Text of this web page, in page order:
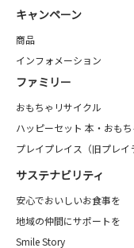
キャンペーン
商品
インフォメーション
ファミリー
おもちゃリサイクル
ハッピーセット 本・おも
プレイプレイス（旧プレイ
サステナビリティ
安心でおいしいお食事を
地域の仲間にサポートを
Smile Story